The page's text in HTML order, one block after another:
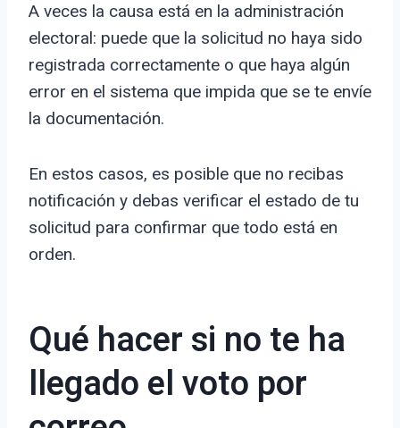
A veces la causa está en la administración
electoral: puede que la solicitud no haya sido
registrada correctamente o que haya algún
error en el sistema que impida que se te envíe
la documentación.
En estos casos, es posible que no recibas
notificación y debas verificar el estado de tu
solicitud para confirmar que todo está en
orden.
Qué hacer si no te ha
llegado el voto por